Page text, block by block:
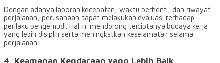
Dengan adanya laporan kecepatan, waktu berhenti, dan riwayat
perjalanan, perusahaan dapat melakukan evaluasi terhadap
perilaku pengemudi. Hal ini mendorong terciptanya budaya kerja
yang lebih disiplin serta meningkatkan keselamatan selama
perjalanan.
4. Keamanan Kendaraan yang Lebih Baik